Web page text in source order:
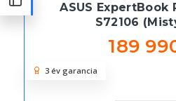
ASUS ExpertBook
S72106
189
3 év garancia